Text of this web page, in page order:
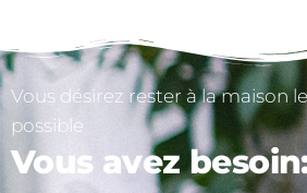
Vous désirez rester à la maison
possible
Vous avez